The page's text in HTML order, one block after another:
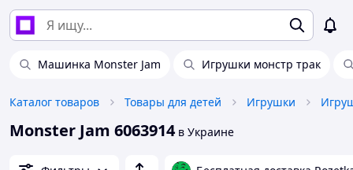
Машинка Monster Jam Игрушки монстр трак
Каталог товаров Товары для детей Игрушки
Monster Jam 6063914 в Украине